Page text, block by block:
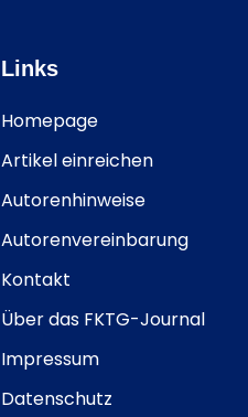
Links
Homepage
Artikel einreichen
Autorenhinweise
Autorenvereinbarung
Kontakt
Über das FKTG-Journal
Impressum
Datenschutz